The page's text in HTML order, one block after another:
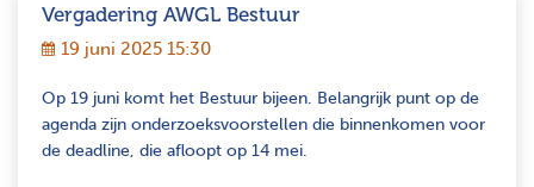
Vergadering AWGL Bestuur
19 juni 2025 15:30
Op 19 juni komt het Bestuur bijeen. Belangrijk punt op de
agenda zijn onderzoeksvoorstellen die binnenkomen voor
de deadline, die afloopt op 14 mei.